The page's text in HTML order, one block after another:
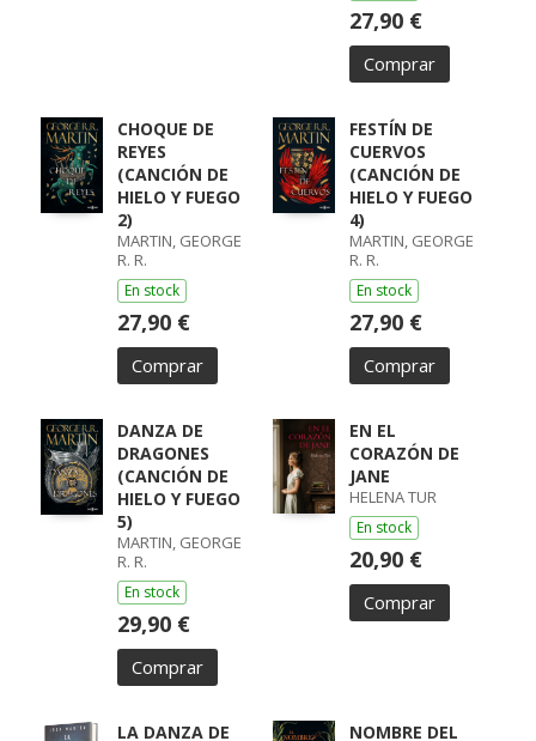
27,90 €
Comprar
CHOQUE DE
REYES
(CANCIÓN DE
HIELO Y FUEGO
2)
MARTIN, GEORGE
R. R.
En stock
27,90 €
Comprar
FESTÍN DE
CUERVOS
(CANCIÓN DE
HIELO Y FUEGO
4)
MARTIN, GEORGE
R. R.
En stock
27,90 €
Comprar
DANZA DE
DRAGONES
(CANCIÓN DE
HIELO Y FUEGO
5)
MARTIN, GEORGE
R. R.
En stock
29,90 €
Comprar
EN EL
CORAZÓN DE
JANE
HELENA TUR
En stock
20,90 €
Comprar
LA DANZA DE NOMBRE DEL